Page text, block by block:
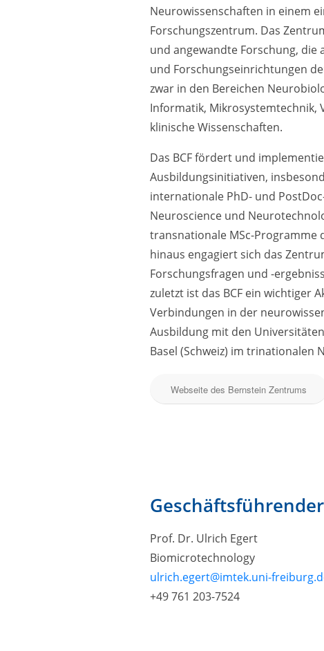
Neurowissenschaften in einem
Forschungszentrum. Das
und angewandte Forschung,
und Forschungseinrichtungen
zwar in den Bereichen
Informatik, Mikrosystemtechnik,
klinische Wissenschaften.
Das BCF fördert und
Ausbildungsinitiativen,
internationale PhD- und
Neuroscience und
transnationale MSc-Programme
hinaus engagiert sich das
Forschungsfragen und -
zuletzt ist das BCF ein wichtiger
Verbindungen in der
Ausbildung mit den
Basel (Schweiz) im trinationalen
Webseite des Bernstein Zentrums
Prof. Dr. Ulrich Egert
Biomicrotechnology
ulrich.egert@imtek.uni-
+49 761 203-7524